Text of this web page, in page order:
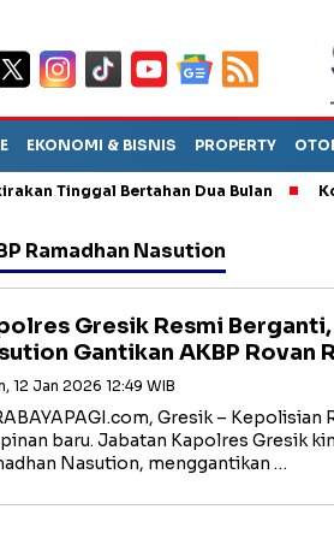
EKONOMI & BISNIS PROPERTY
Tinggal Bertahan Dua Bulan Korupsi
Ramadhan Nasution
Gresik Resmi Berganti,
Gantikan AKBP Rovan
12 Jan 2026 12:49 WIB
Gresik –
baru. Jabatan Kapolres Gresik
Nasution, menggantikan …